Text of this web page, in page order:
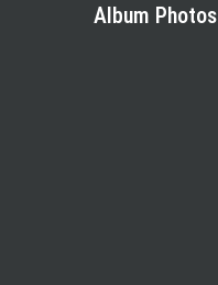
Album Photos